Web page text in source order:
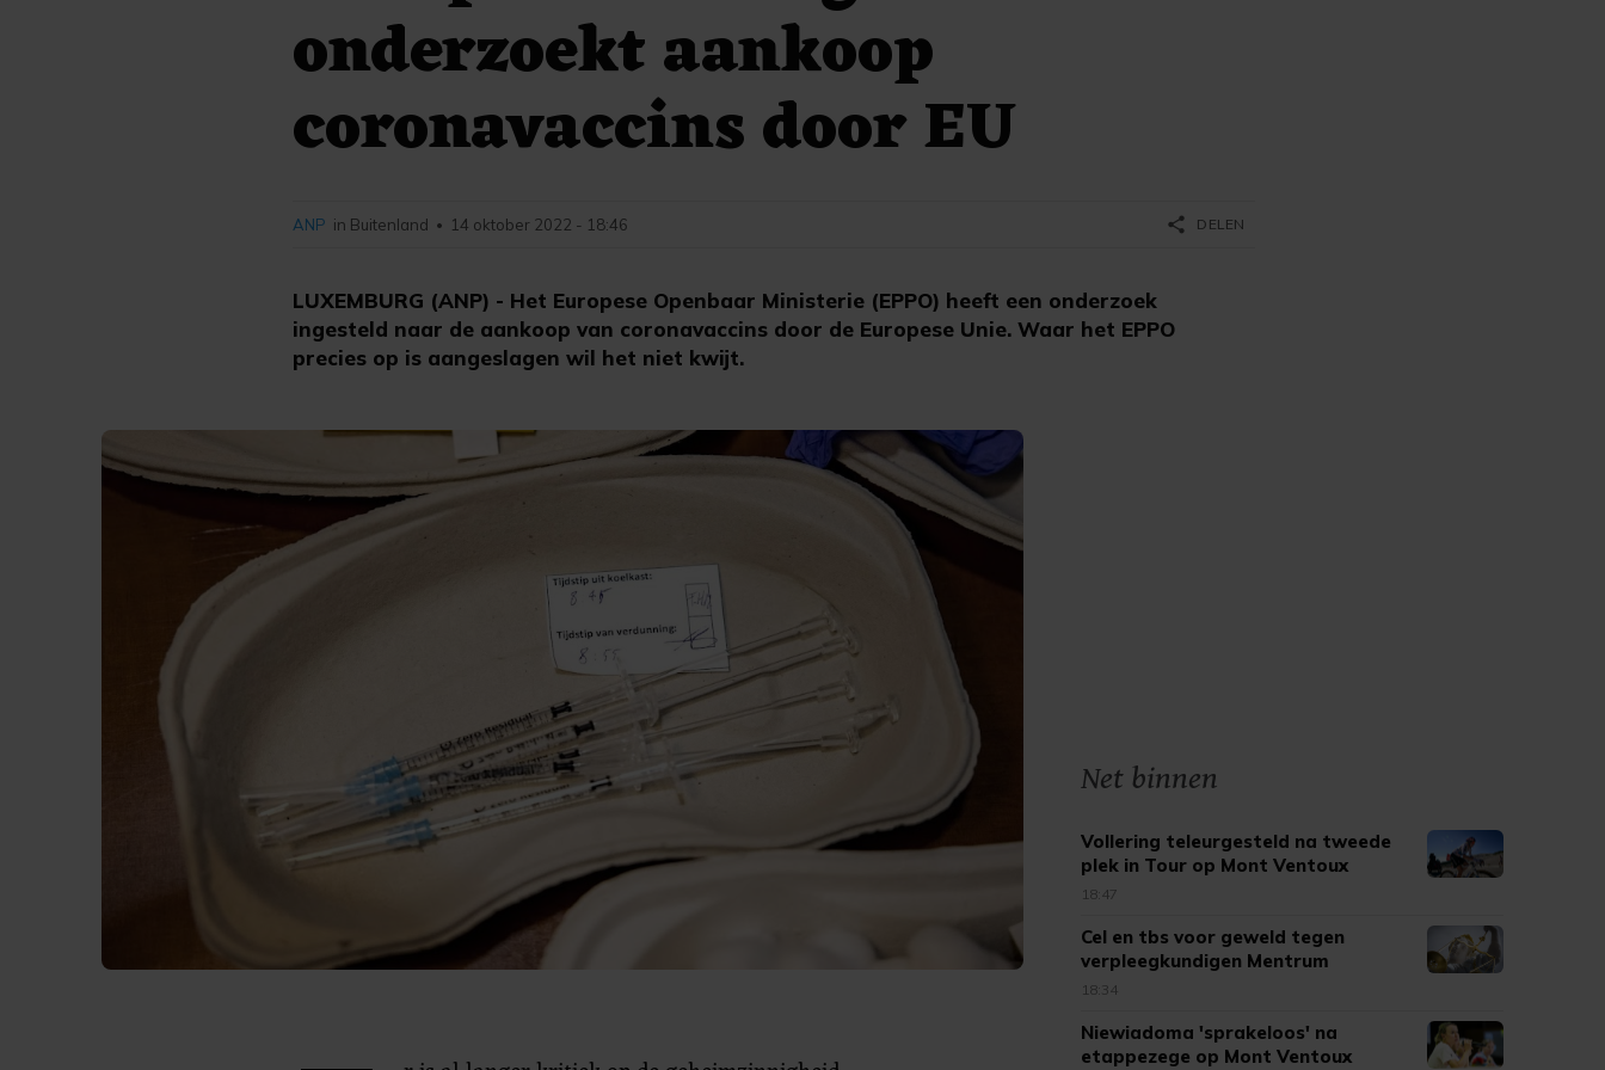
onderzoekt aankoop
coronavaccins door EU
LUXEMBURG (ANP) - Het Europese Openbaar Ministerie (EPPO) heeft een onderzoek
ingesteld naar de aankoop van coronavaccins door de Europese Unie. Waar het EPPO
precies op is aangeslagen wil het niet kwijt.
ANP in Buitenland • 14 oktober 2022 - 18:46 share DELEN
Net binnen
Vollering teleurgesteld na tweede
plek in Tour op Mont Ventoux
18:47
Cel en tbs voor geweld tegen
verpleegkundigen Mentrum
18:34
Niewiadoma 'sprakeloos' na
etappezege op Mont Ventoux